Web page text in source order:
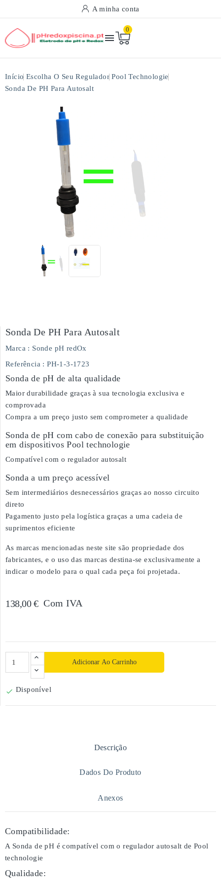
A minha conta

0
Início Escolha O Seu Regulador Pool Technologie
Sonda De PH Para Autosalt
Sonda De PH Para Autosalt
Marca : Sonde pH redOx
Referência : PH-1-3-1723
Sonda de pH de alta qualidade
Maior durabilidade graças à sua tecnologia exclusiva e
comprovada
Compra a um preço justo sem comprometer a qualidade
Sonda de pH com cabo de conexão para substituição
em dispositivos Pool technologie
Compatível com o regulador autosalt
Sonda a um preço acessível
Sem intermediários desnecessários graças ao nosso circuito
direto
Pagamento justo pela logística graças a uma cadeia de
suprimentos eficiente
As marcas mencionadas neste site são propriedade dos
fabricantes, e o uso das marcas destina-se exclusivamente a
indicar o modelo para o qual cada peça foi projetada.
138,00 € Com IVA
Adicionar Ao Carrinho
 Disponível
Descrição
Dados Do Produto
Anexos
Compatibilidade:
A Sonda de pH é compatível com o regulador autosalt de Pool
technologie
Qualidade: